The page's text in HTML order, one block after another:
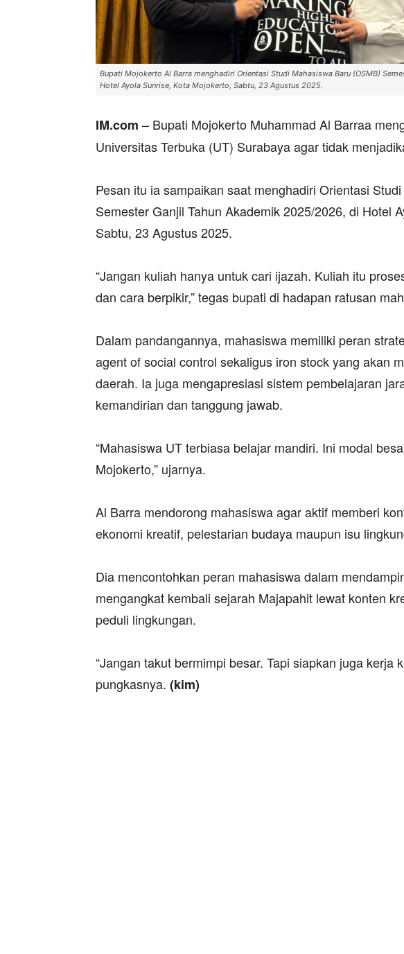
Bupati Mojokerto Al Barra menghadiri Orientasi Studi Mahasiswa Baru (OSMB)
Hotel Ayola Sunrise, Kota Mojokerto, Sabtu, 23 Agustus 2025. ‎
IM.com – Bupati Mojokerto Muhammad Al Barraa
Universitas Terbuka (UT) Surabaya agar tidak
‎Pesan itu ia sampaikan saat menghadiri Orientasi
Semester Ganjil Tahun Akademik 2025/2026, di Hotel
Sabtu, 23 Agustus 2025.
‎“Jangan kuliah hanya untuk cari ijazah. Kuliah itu
dan cara berpikir,” tegas bupati di hadapan ratusan
‎Dalam pandangannya, mahasiswa memiliki peran
agent of social control sekaligus iron stock yang akan
daerah. Ia juga mengapresiasi sistem pembelajaran
kemandirian dan tanggung jawab.
‎“Mahasiswa UT terbiasa belajar mandiri. Ini modal
Mojokerto,” ujarnya.
‎Al Barra mendorong mahasiswa agar aktif memberi
ekonomi kreatif, pelestarian budaya maupun isu
‎Dia mencontohkan peran mahasiswa dalam
mengangkat kembali sejarah Majapahit lewat konten
peduli lingkungan.
‎“Jangan takut bermimpi besar. Tapi siapkan juga kerja
pungkasnya. (kim)